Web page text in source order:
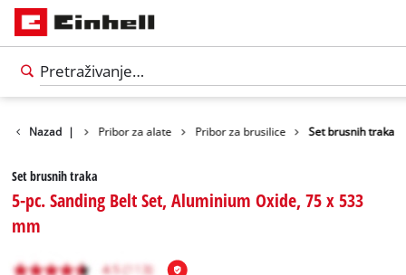
Nazad |
Pribor Pribor za alate Pribor za brusilice Set brusnih traka
Set brusnih traka
5-pc. Sanding Belt Set, Aluminium Oxide, 75 x 533
mm